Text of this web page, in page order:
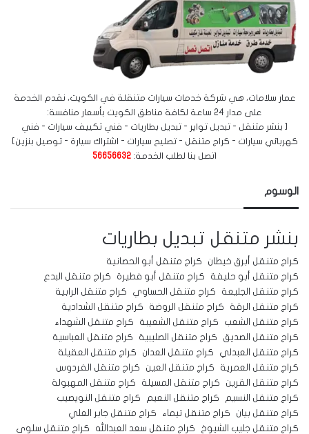
عمار سلامات، هي شركة خدمات سيارات متنقلة في الكويت، نقدم الخدمة
على مدار 24 ساعة لكافة مناطق الكويت بأسعار منافسة:
[ بنشر متنقل - تبديل تواير - تبديل بطاريات - فني تكييف سيارات - فني
كهربائي سيارات - كراج متنقل - تصليح سيارات - اشتراك سيارة - توصيل بنزين]
اتصل بنا لطلب الخدمة: 56656632
الوسوم
بنشر متنقل تبديل بطاريات
كراج متنقل أبرق خيطان
كراج متنقل أبو الحصانية
كراج متنقل أبو حليفة
كراج متنقل أبو فطيرة
كراج متنقل البدع
كراج متنقل الجليعة
كراج متنقل الحساوي
كراج متنقل الرابية
كراج متنقل الرقة
كراج متنقل الروضة
كراج متنقل الشدادية
كراج متنقل الشعب
كراج متنقل الشعيبة
كراج متنقل الشهداء
كراج متنقل الصديق
كراج متنقل الصليبية
كراج متنقل العباسية
كراج متنقل العبدلي
كراج متنقل العدان
كراج متنقل العقيلة
كراج متنقل العمرية
كراج متنقل العين
كراج متنقل الفردوس
كراج متنقل القرين
كراج متنقل المسيلة
كراج متنقل المهبولة
كراج متنقل النسيم
كراج متنقل النعيم
كراج متنقل النويصيب
كراج متنقل بيان
كراج متنقل تيماء
كراج متنقل جابر العلي
كراج متنقل جليب الشيوخ
كراج متنقل سعد العبدالله
كراج متنقل سلوى